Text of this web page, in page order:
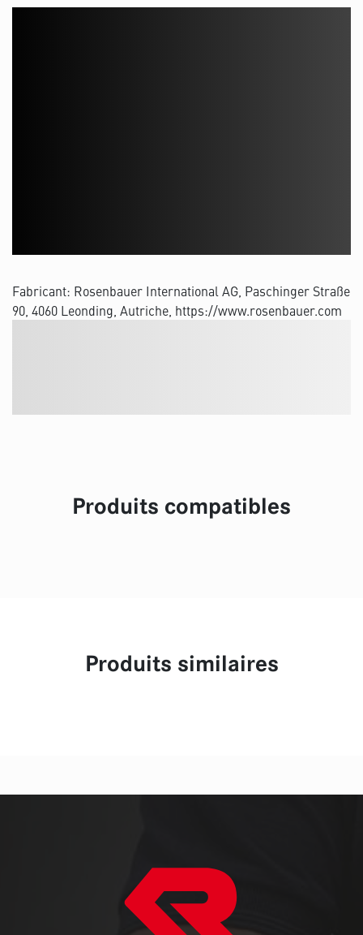
Fabricant: Rosenbauer International AG, Paschinger Straße
90, 4060 Leonding, Autriche, https://www.rosenbauer.com
Produits compatibles
Produits similaires